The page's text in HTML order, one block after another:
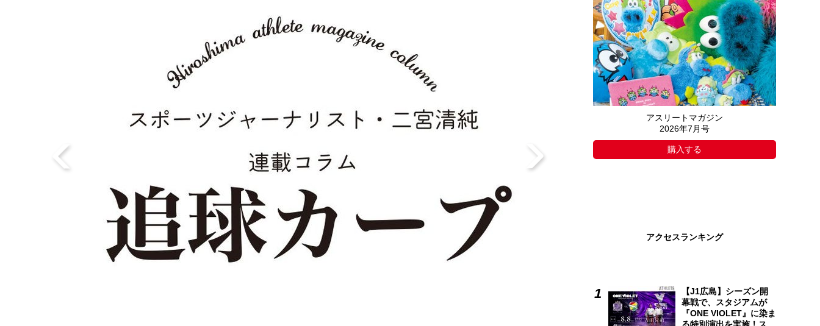
アスリートマガジン
2026年7月号
購入する
アクセスランキング
【J1広島】シーズン開
幕戦で、スタジアムが
『ONE VIOLET』に染ま